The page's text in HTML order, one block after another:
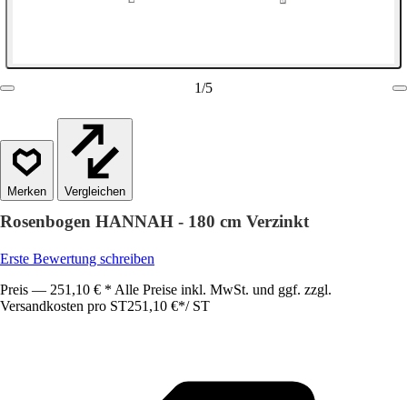
1/5
Vergleichen
Rosenbogen HANNAH - 180 cm Verzinkt
Erste Bewertung schreiben
Preis — 251,10 € * Alle Preise inkl. MwSt. und ggf. zzgl.
Versandkosten pro ST251,10 €*/ ST